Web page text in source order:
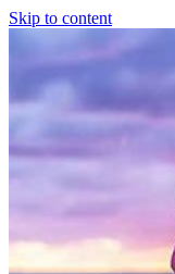
Skip to content